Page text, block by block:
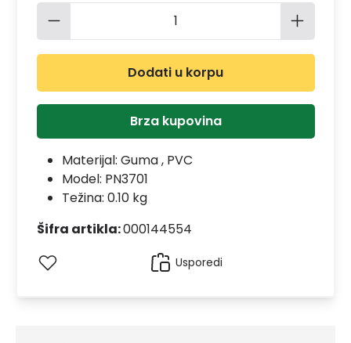
Količina proizvoda: Unesite
Dodati u korpu
Brza kupovina
Materijal: Guma , PVC
Model: PN3701
Težina: 0.10 kg
Šifra artikla:000144554
Usporedi